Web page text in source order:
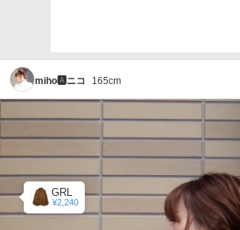
miho🅰ニコ 165cm
GRL
¥2,240